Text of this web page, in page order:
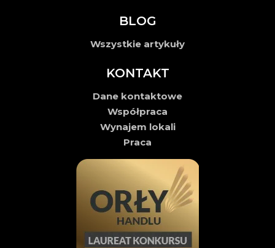
BLOG
Wszystkie artykuły
KONTAKT
Dane kontaktowe
Współpraca
Wynajem lokali
Praca